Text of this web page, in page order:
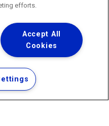
- Todos os Direitos Reservados.
Sites e Aplicativos
Proteção de Dados
efforts.
Accept All
Cookies